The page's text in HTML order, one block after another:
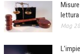
SICUREZZA SUL
FISCO
DIRITTO
lettura
Mag